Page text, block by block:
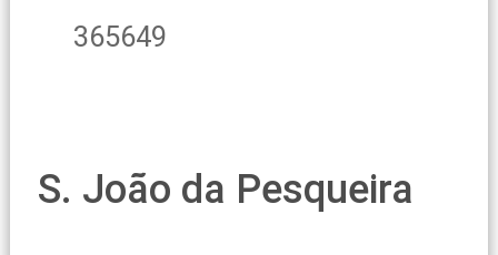
365649
S. João da Pesqueira